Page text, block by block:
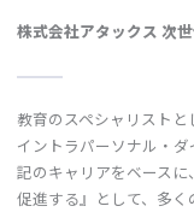
株式会社アタックス 次
教育のスペシャリストと
イントラパーソナル・
記のキャリアをベース
促進する』として、多